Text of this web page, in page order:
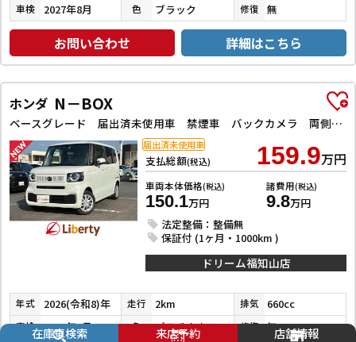
車検 2027年8月 色 ブラック 修復 無
お問い合わせ 詳細はこちら
ホンダ N－BOX
ベースグレード 届出済未使用車 禁煙車 バックカメラ 両側スライド・片側電動 クリアランスソナー オートクルーズコントロール レーンアシスト オートライト アイドリングストップ 電動格納ミラー シートヒーター
支払総額(税込) 159.9万円
車両本体価格(税込)
150.1万円
諸費用(税込)
9.8万円
法定整備：整備無
保証付 (1ヶ月・1000km )
届出済未使用車
ドリーム福知山店
年式 2026(令和8)年 走行 2km 排気 660cc
車検 2029年6月 色 プラチナホワイトパール 修復 無
在庫車検索 来店予約 店舗情報